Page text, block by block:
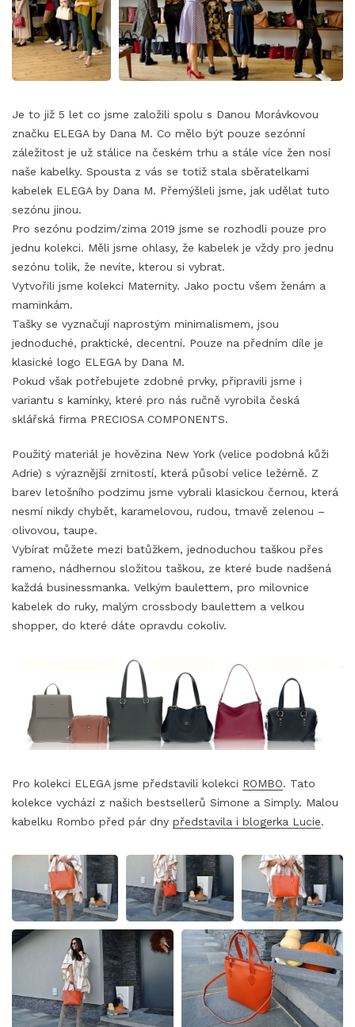
Je to již 5 let co jsme založili spolu s Danou Morávkovou
značku ELEGA by Dana M. Co mělo být pouze sezónní
záležitost je už stálice na českém trhu a stále více žen nosí
naše kabelky. Spousta z vás se totiž stala sběratelkami
kabelek ELEGA by Dana M. Přemýšleli jsme, jak udělat tuto
sezónu jinou.
Pro sezónu podzim/zima 2019 jsme se rozhodli pouze pro
jednu kolekci. Měli jsme ohlasy, že kabelek je vždy pro jednu
sezónu tolik, že nevíte, kterou si vybrat.
Vytvořili jsme kolekci Maternity. Jako poctu všem ženám a
maminkám.
Tašky se vyznačují naprostým minimalismem, jsou
jednoduché, praktické, decentní. Pouze na předním díle je
klasické logo ELEGA by Dana M.
Pokud však potřebujete zdobné prvky, připravili jsme i
variantu s kamínky, které pro nás ručně vyrobila česká
sklářská firma PRECIOSA COMPONENTS.
Použitý materiál je hovězina New York (velice podobná kůži
Adrie) s výraznější zrnitostí, která působí velice ležérně. Z
barev letošního podzimu jsme vybrali klasickou černou, která
nesmí nikdy chybět, karamelovou, rudou, tmavě zelenou –
olivovou, taupe.
Vybírat můžete mezi batůžkem, jednoduchou taškou přes
rameno, nádhernou složitou taškou, ze které bude nadšená
každá businessmanka. Velkým baulettem, pro milovnice
kabelek do ruky, malým crossbody baulettem a velkou
shopper, do které dáte opravdu cokoliv.
Pro kolekci ELEGA jsme představili kolekci ROMBO. Tato
kolekce vychází z našich bestsellerů Simone a Simply. Malou
kabelku Rombo před pár dny představila i blogerka Lucie.